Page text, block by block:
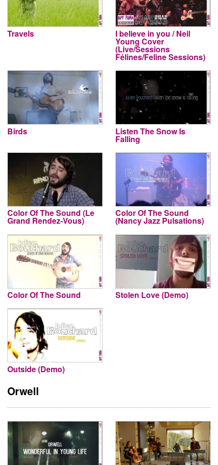
Travels I believe in you / Neil
Young Cover
(Live/Sessions
Félines/Feline Sessions)
Birds Listen The Snow Is
Falling
Color Of The Sound (Le
Grand Rendez-Vous)
Color Of The Sound
(Nancy Jazz Pulsations)
Color Of The Sound Stolen Love (Demo)
Outside (Demo)
Orwell